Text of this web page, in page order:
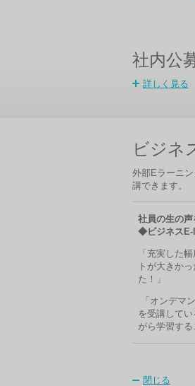
社内公
詳しく見る
ビジネ
外部 Eラーニ
講できます。
社員の生の声
◆ビジネス
「充実した
トが大きか
た！」
「 オンデマ
を受講して
がら学習する
閉じる